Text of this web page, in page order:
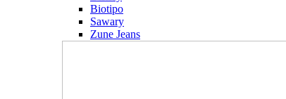
Biotipo
Sawary
Zune Jeans